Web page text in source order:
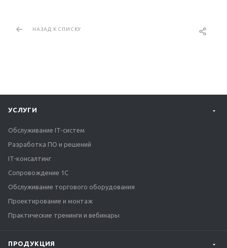
НАЗАД К СПИСКУ
УСЛУГИ
Обслуживание IT-систем
Разработка ПО и решений
IT-консалтинг
Сопровождение 1С
Обслуживание торгового оборудования
Проектирование и монтаж
Практические тренинги и вебинары
ПРОДУКЦИЯ